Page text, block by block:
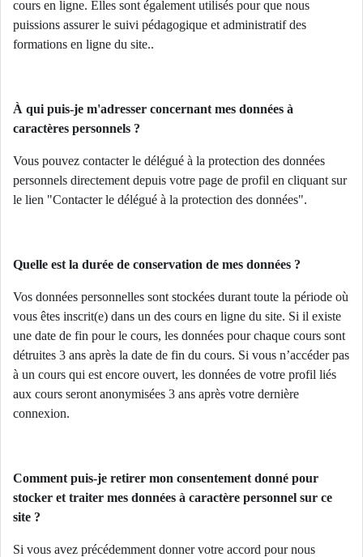
cours en ligne. Elles sont également utilisés pour que nous
puissions assurer le suivi pédagogique et administratif des
formations en ligne du site..
À qui puis-je m'adresser concernant mes données à
caractères personnels ?
Vous pouvez contacter le délégué à la protection des données
personnels directement depuis votre page de profil en cliquant sur
le lien "Contacter le délégué à la protection des données".
Quelle est la durée de conservation de mes données ?
Vos données personnelles sont stockées durant toute la période où
vous êtes inscrit(e) dans un des cours en ligne du site. Si il existe
une date de fin pour le cours, les données pour chaque cours sont
détruites 3 ans après la date de fin du cours. Si vous n’accéder pas
à un cours qui est encore ouvert, les données de votre profil liés
aux cours seront anonymisées 3 ans après votre dernière
connexion.
Comment puis-je retirer mon consentement donné pour
stocker et traiter mes données à caractère personnel sur ce
site ?
Si vous avez précédemment donner votre accord pour nous